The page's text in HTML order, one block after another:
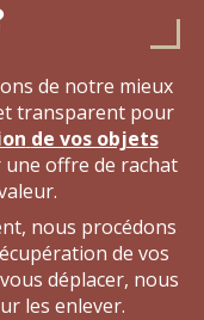
de notre mieux
transparent pour
de vos objets
offre de rachat
nous procédons
de vos
déplacer, nous
les enlever.